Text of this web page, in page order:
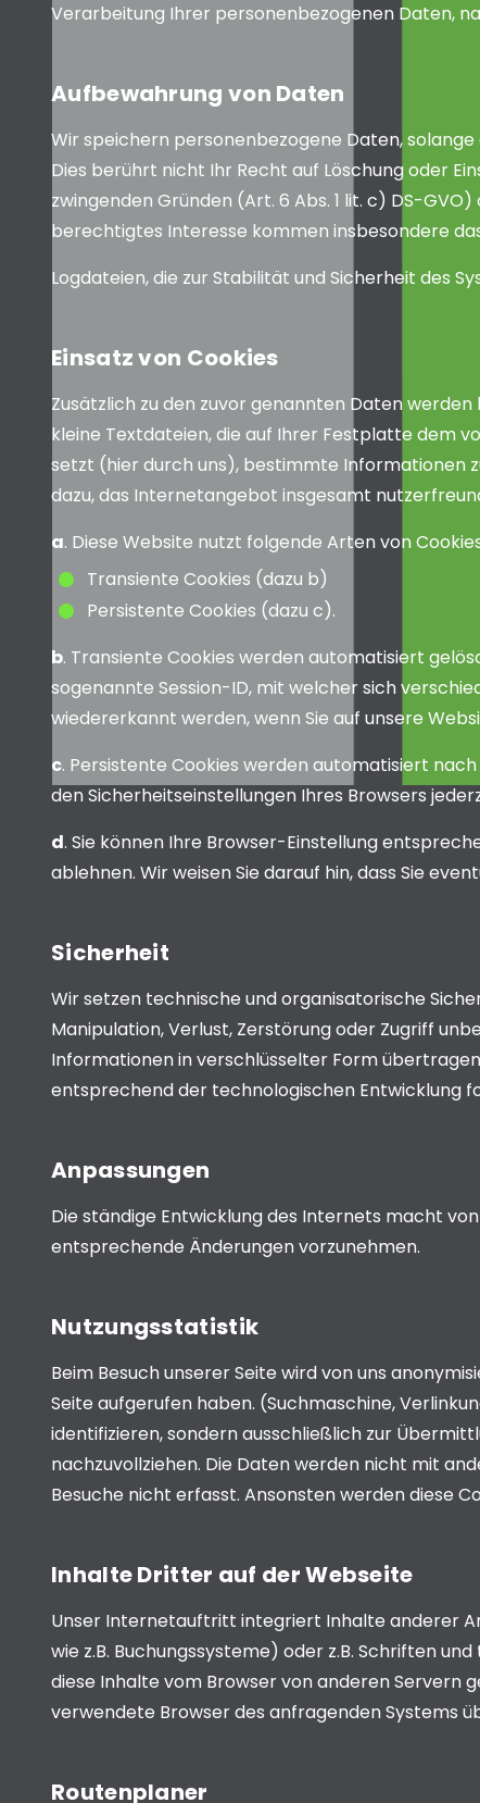
Verarbeitung Ihrer personenbezogenen Daten,
Aufbewahrung von Daten
Wir speichern personenbezogene Daten,
Dies berührt nicht Ihr Recht auf Löschung oder
zwingenden Gründen (Art. 6 Abs. 1 lit. c) DS-
berechtigtes Interesse kommen insbesondere
Logdateien, die zur Stabilität und Sicherheit des
Einsatz von Cookies
Zusätzlich zu den zuvor genannten Daten
kleine Textdateien, die auf Ihrer Festplatte dem
setzt (hier durch uns), bestimmte Informationen
dazu, das Internetangebot insgesamt
a. Diese Website nutzt folgende Arten von
Transiente Cookies (dazu b)
Persistente Cookies (dazu c).
b. Transiente Cookies werden automatisiert
sogenannte Session-ID, mit welcher sich
wiedererkannt werden, wenn Sie auf unsere
c. Persistente Cookies werden automatisiert
den Sicherheitseinstellungen Ihres Browsers
d. Sie können Ihre Browser-Einstellung
ablehnen. Wir weisen Sie darauf hin, dass Sie
Sicherheit
Wir setzen technische und organisatorische
Manipulation, Verlust, Zerstörung oder Zugriff
Informationen in verschlüsselter Form
entsprechend der technologischen Entwicklung
Anpassungen
Die ständige Entwicklung des Internets macht
entsprechende Änderungen vorzunehmen.
Nutzungsstatistik
Beim Besuch unserer Seite wird von uns
Seite aufgerufen haben. (Suchmaschine,
identifizieren, sondern ausschließlich zur
nachzuvollziehen. Die Daten werden nicht mit
Besuche nicht erfasst. Ansonsten werden diese
Inhalte Dritter auf der Webseite
Unser Internetauftritt integriert Inhalte anderer
wie z.B. Buchungssysteme) oder z.B. Schriften
diese Inhalte vom Browser von anderen Servern
verwendete Browser des anfragenden Systems
Routenplaner